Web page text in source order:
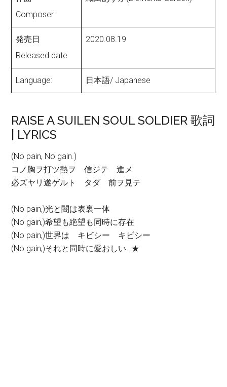
Composer
発売日
Released date
2020.08.19
Language: 日本語/ Japanese
RAISE A SUILEN SOUL SOLDIER 歌詞
| LYRICS
(No pain, No gain.)
コノ胸ヲ打ツ熱ヲ 信ジテ 進メ
必ズヤリ遂ゲルト タダ 前ヲ見テ
(No pain,)光と闇は表裏一体
(No gain,)希望も絶望も同時に存在
(No pain,)世界は キビシー キビシー
(No gain,)それと同時に愛おしい…★